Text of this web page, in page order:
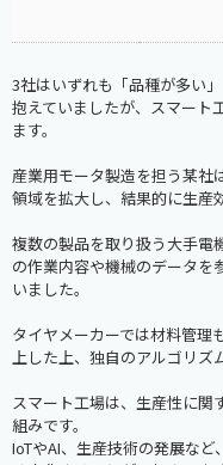
3社はいずれも「品種が多い
抱えていましたが、スマート
ます。
産業用モータ製造を担う某社
領域を拡大し、結果的に生産
複数の製品を取り扱う大手電
の作業内容や機械のデータを
いました。
タイヤメーカーでは材料管理
上した上、独自のアルゴリズ
スマート工場は、生産性に関
組みです。
IoTやAI、生産技術の発展な